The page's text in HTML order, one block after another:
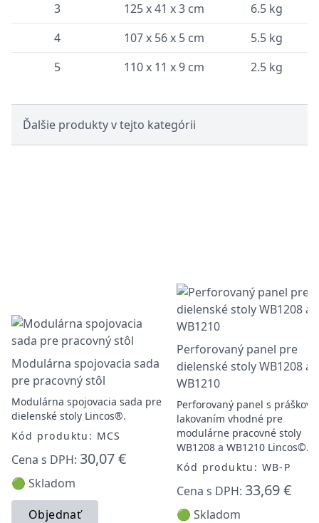
3
125 x 41 x 3 cm
6.5 kg
4
107 x 56 x 5 cm
5.5 kg
5
110 x 11 x 9 cm 2.5 kg
Ďalšie produkty v tejto kategórii
Modulárna spojovacia sada
pre pracovný stôl
Modulárna spojovacia sada pre
dielenské stoly Lincos®.
Kód produktu: MCS
Cena s DPH: 30,07 €
🟢 Skladom
Objednať
Perforovaný panel pre
dielenské stoly WB1208 a
WB1210
Perforovaný panel s
lakovaním vhodné pre
modulárne pracovné stoly
WB1208 a WB1210 Lincos©.
Kód produktu: WB-P
Cena s DPH: 33,69 €
🟢 Skladom